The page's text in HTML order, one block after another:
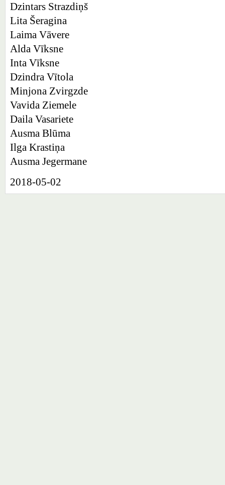
Dzintars Strazdiņš
Lita Šeragina
Laima Vāvere
Alda Vīksne
Inta Vīksne
Dzindra Vītola
Minjona Zvirgzde
Vavida Ziemele
Daila Vasariete
Ausma Blūma
Ilga Krastiņa
Ausma Jegermane
2018-05-02